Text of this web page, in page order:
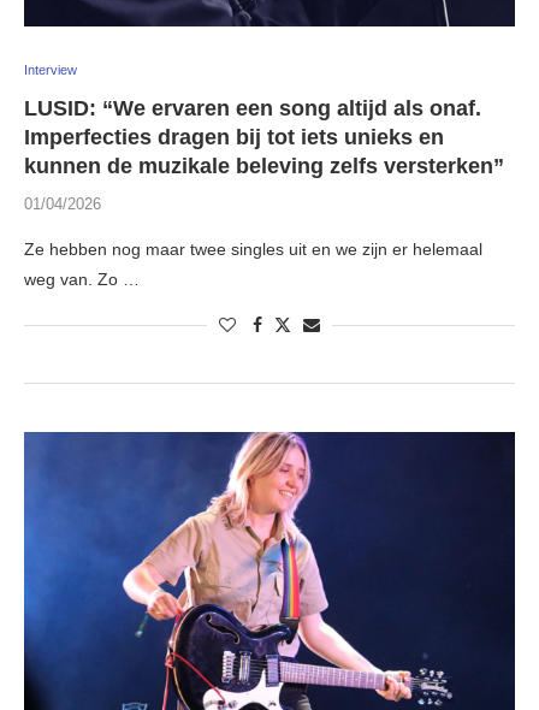
Interview
LUSID: “We ervaren een song altijd als onaf.
Imperfecties dragen bij tot iets unieks en
kunnen de muzikale beleving zelfs versterken”
01/04/2026
Ze hebben nog maar twee singles uit en we zijn er helemaal
weg van. Zo …